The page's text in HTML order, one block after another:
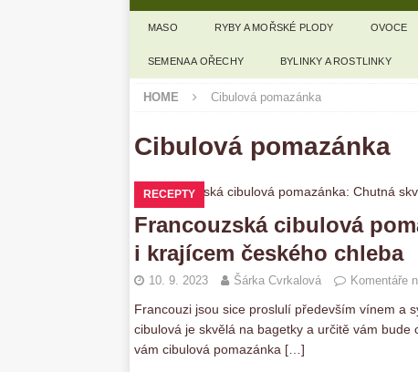
MASO RYBY A MOŘSKÉ PLODY OVOCE
SEMENA A OŘECHY BYLINKY A ROSTLINKY
HOME Cibulová pomazánka
Cibulová pomazánka
RECEPTY
Francouzská cibulová
i krajícem českého chleba
10. 9. 2023 Šárka Cvrkalová Komentáře
Francouzi jsou sice proslulí především vínem a
cibulová je skvělá na bagetky a určitě vám
vám cibulová pomazánka […]